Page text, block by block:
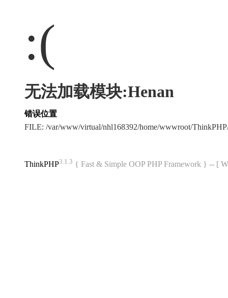
:(
无法加载模块:Henan
错误位置
FILE: /var/www/virtual/nhl168392/home/wwwroot/
ThinkPHP3.1.3 { Fast & Simple OOP PHP Framework } -- [